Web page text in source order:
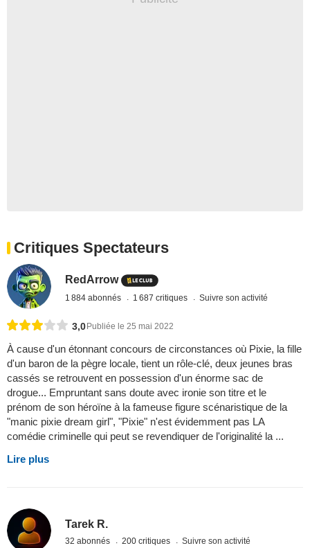
Critiques Spectateurs
RedArrow
1 884 abonnés 1 687 critiques Suivre son activité
3,0Publiée le 25 mai 2022
À cause d'un étonnant concours de circonstances où Pixie, la fille
d'un baron de la pègre locale, tient un rôle-clé, deux jeunes bras
cassés se retrouvent en possession d'un énorme sac de
drogue... Empruntant sans doute avec ironie son titre et le
prénom de son héroïne à la fameuse figure scénaristique de la
"manic pixie dream girl", "Pixie" n'est évidemment pas LA
comédie criminelle qui peut se revendiquer de l'originalité la ...
Lire plus
Tarek R.
32 abonnés 200 critiques Suivre son activité